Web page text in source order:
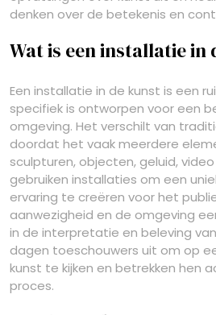
denken over de betekenis en
Wat is een installatie in
Een installatie in de kunst is een
specifiek is ontworpen voor een
omgeving. Het verschilt van
doordat het vaak meerdere
sculpturen, objecten, geluid,
gebruiken installaties om een
ervaring te creëren voor het
aanwezigheid en de omgeving
in de interpretatie en beleving
dagen toeschouwers uit om op
kunst te kijken en betrekken hen
proces.